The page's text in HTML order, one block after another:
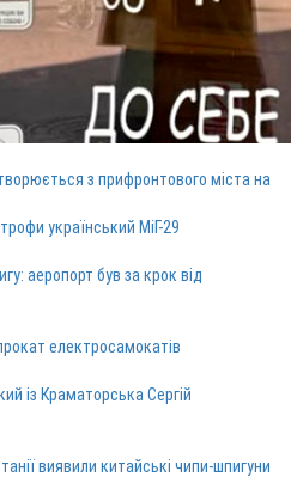
з прифронтового міста на
український МіГ-29
аеропорт був за крок від
електросамокатів
із Краматорська Сергій
виявили китайські чипи-шпигуни